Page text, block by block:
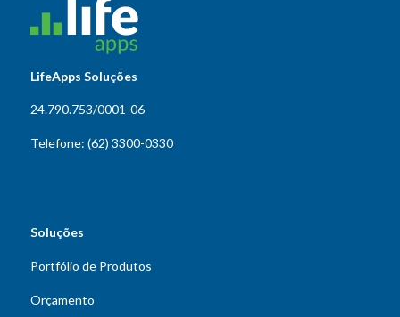
LifeApps Soluções
24.790.753/0001-06
Telefone: (62) 3300-0330
Soluções
Portfólio de Produtos
Orçamento